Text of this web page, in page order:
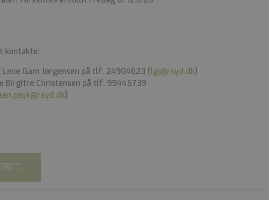
kontakte:
Gam Jørgensen på tlf. 24904623 (lgj@rsyd.dk)
Birgitte Christensen på tlf. 99445739
)